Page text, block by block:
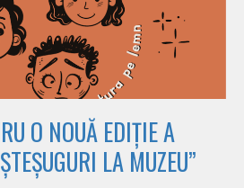
O NOUĂ EDIȚIE A
LA MUZEU”